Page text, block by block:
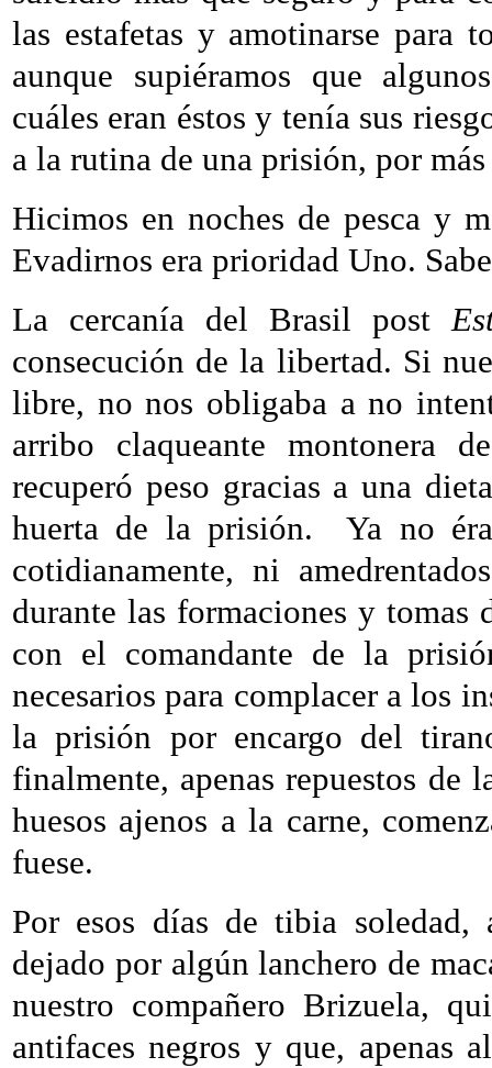
las estafetas y amotinarse para
aunque supiéramos que
cuáles eran éstos y tenía sus
a la rutina de una prisión, por
Hicimos en noches de pesca y
Evadirnos era prioridad Uno.
La cercanía del Brasil post
consecución de la libertad. Si
libre, no nos obligaba a no
arribo claqueante montonera
recuperó peso gracias a una
huerta de la prisión.
Ya no
cotidianamente, ni
durante las formaciones y tomas
con el comandante de la
necesarios para complacer a los
la prisión por encargo del
finalmente, apenas repuestos de
huesos ajenos a la carne,
fuese.
Por esos días de tibia
dejado por algún lanchero de
nuestro compañero Brizuela,
antifaces negros y que, apenas